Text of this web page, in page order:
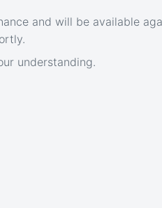
and will be available
understanding.